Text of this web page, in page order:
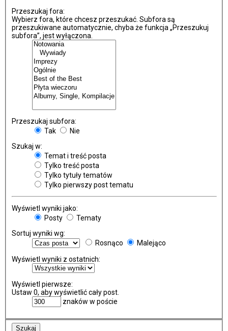
Przeszukaj fora:
Wybierz fora, które chcesz przeszukać. Subfora są
przeszukiwane automatycznie, chyba że funkcja „Przeszukuj
subfora”, jest wyłączona.
Przeszukaj subfora:
Tak
Nie
Szukaj w:
Temat i treść posta
Tylko treść posta
Tylko tytuły tematów
Tylko pierwszy post tematu
Wyświetl wyniki jako:
Posty
Tematy
Sortuj wyniki wg:
Rosnąco
Malejąco
Wyświetl wyniki z ostatnich:
Wyświetl pierwsze:
Ustaw 0, aby wyświetlić cały post.
znaków w poście